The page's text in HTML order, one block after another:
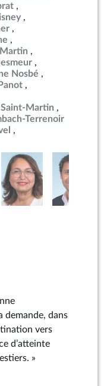
Nosbé
Martin
Terrenoir
demande, dans
vers
d’atteinte
»